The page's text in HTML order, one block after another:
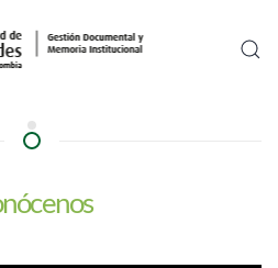
¿Quiénes somos?